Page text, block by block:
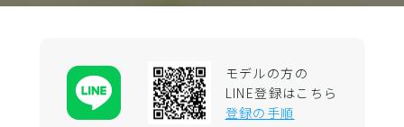
モデルの方の
LINE登録はこちら
登録の手順